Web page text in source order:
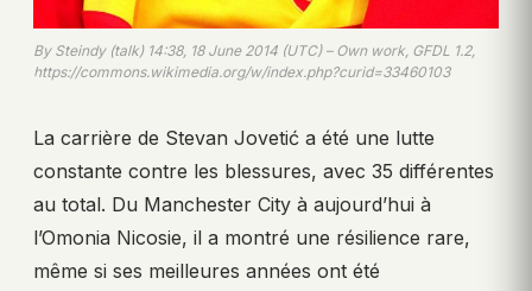
By Steindy (talk) 14:38, 18 June 2014 (UTC) – Own work, GFDL 1.2,
https://commons.wikimedia.org/w/index.php?curid=33460103
La carrière de Stevan Jovetić a été une lutte
constante contre les blessures, avec 35 différentes
au total. Du Manchester City à aujourd’hui à
l’Omonia Nicosie, il a montré une résilience rare,
même si ses meilleures années ont été